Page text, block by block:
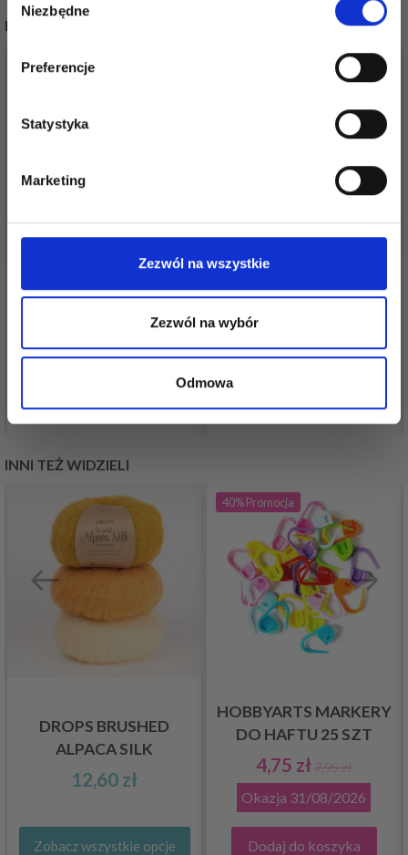
zgody
Niezbędne
Preferencje
Statystyka
Marketing
Zezwól na wszystkie
Zezwól na wybór
Odmowa
POPULARNE ALTERNATYWY
IGŁY Z PODWÓJNYM
OSTRZEM ADDI
CRASYTRIO, 26 CM
Cena od93,10 zł
KNITPRO CUBICS IGŁY
POŃCZOSZNICZE 20
CM (3,50-8,00 MM)
Cena od49,95 zł
INNI TEŻ WIDZIELI
DROPS BRUSHED
ALPACA SILK
12,60 zł
Zobacz wszystkie opcje
40%Promocja
HOBBYARTS MARKERY
DO HAFTU 25 SZT
4,75 zł7,95 zł
Okazja 31/08/2026
Dodaj do koszyka
miłośników włóczek i uzyskaj wyłączny
dostęp do inspirujących wzorów na druty i